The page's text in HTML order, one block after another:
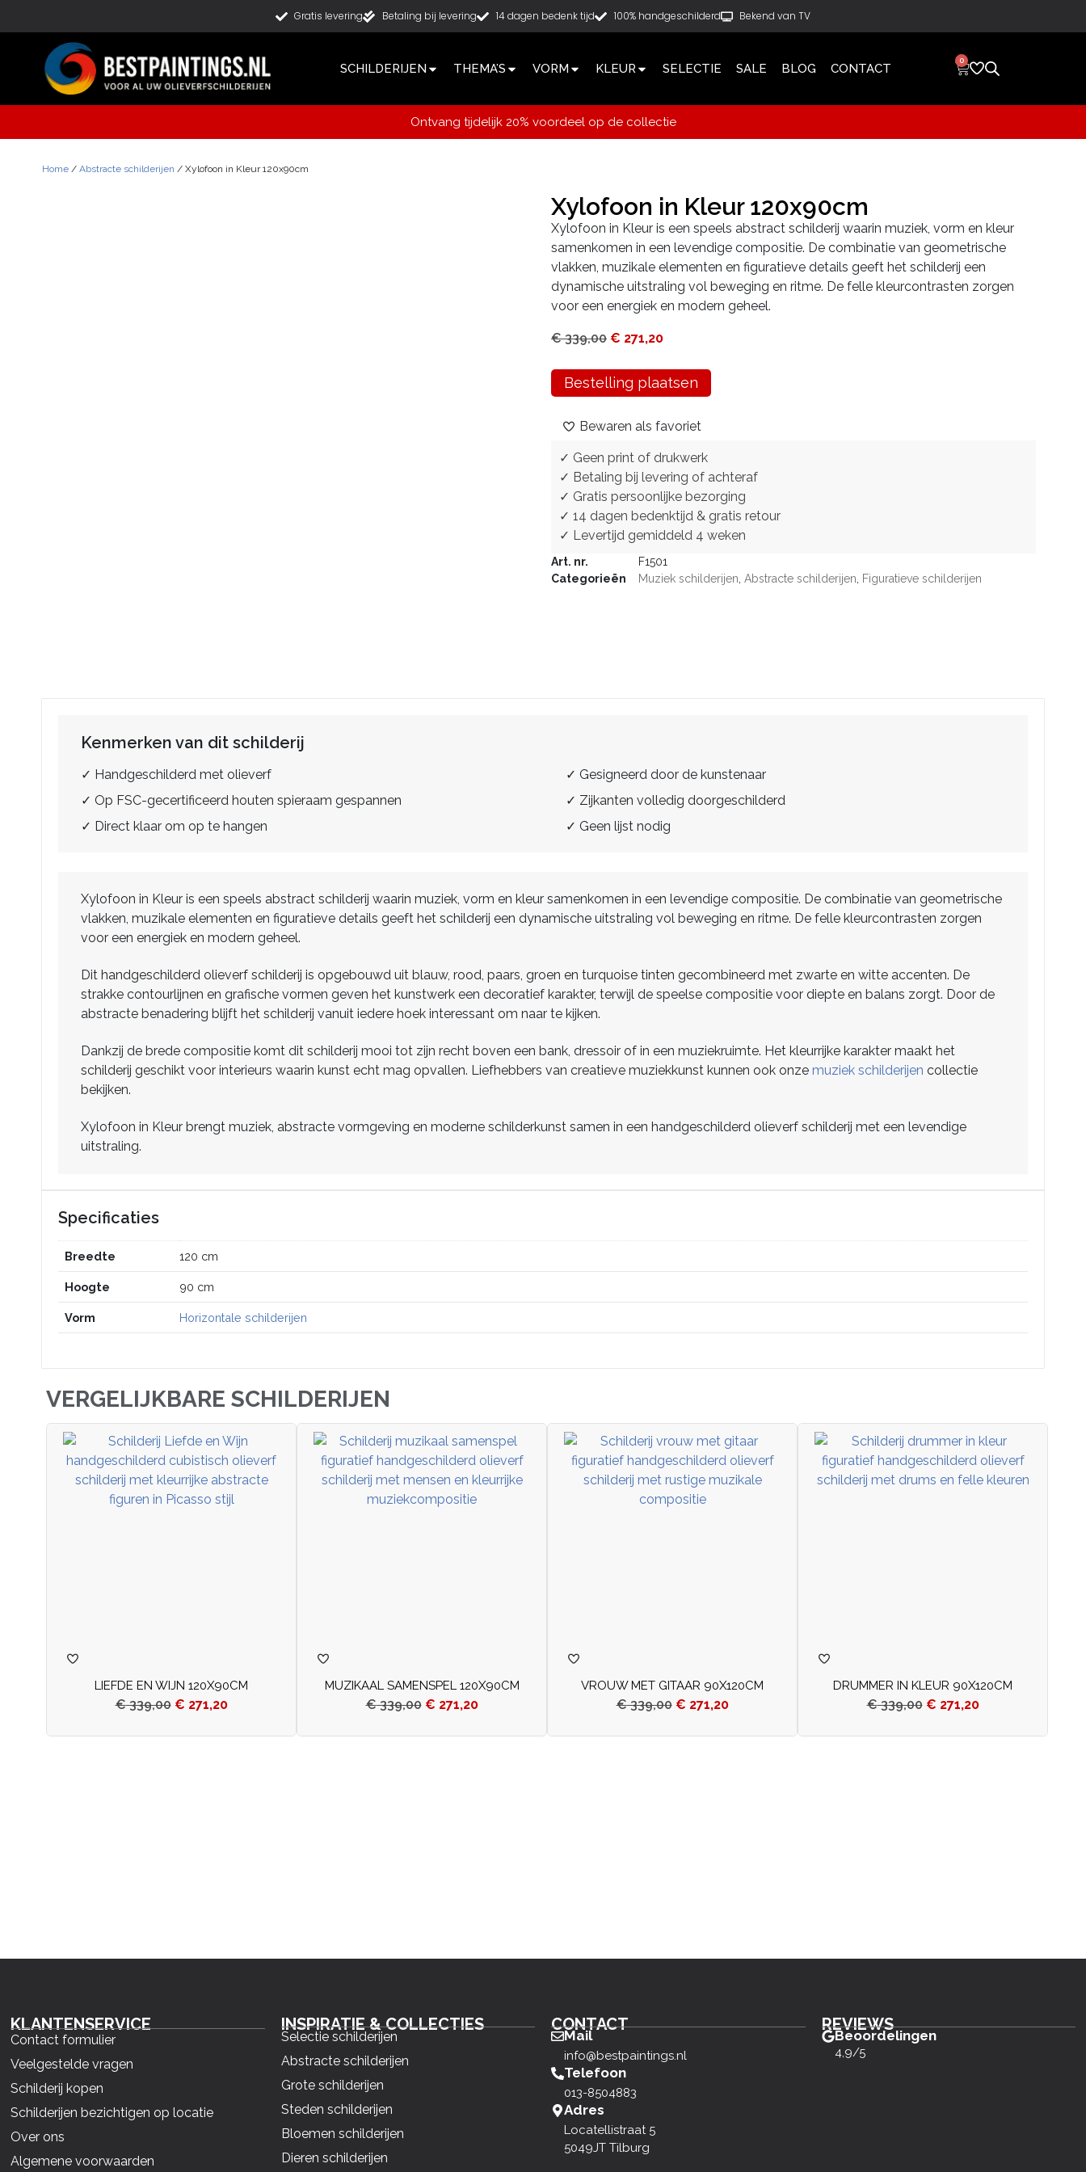
Gratis levering Betaling bij levering 14 dagen bedenk tijd 100% handgeschilderd Bekend van TV
SCHILDERIJEN THEMA’S VORM KLEUR SELECTIE SALE BLOG CONTACT
0
Ontvang tijdelijk 20% voordeel op de collectie
Home / Abstracte schilderijen / Xylofoon in Kleur 120x90cm
Xylofoon in Kleur 120x90cm
Xylofoon in Kleur is een speels abstract schilderij waarin muziek, vorm en kleur
samenkomen in een levendige compositie. De combinatie van geometrische
vlakken, muzikale elementen en figuratieve details geeft het schilderij een
dynamische uitstraling vol beweging en ritme. De felle kleurcontrasten zorgen
voor een energiek en modern geheel.
€339,00 € 271,20
Bestelling plaatsen
Bewaren als favoriet
✓ Geen print of drukwerk
✓ Betaling bij levering of achteraf
✓ Gratis persoonlijke bezorging
✓ 14 dagen bedenktijd & gratis retour
✓ Levertijd gemiddeld 4 weken
Art. nr.
F1501
Categorieën
Muziek schilderijen Abstracte schilderijen Figuratieve schilderijen
Kenmerken van dit schilderij
✓ Handgeschilderd met olieverf
✓ Gesigneerd door de kunstenaar
✓ Op FSC-gecertificeerd houten spieraam gespannen
✓ Zijkanten volledig doorgeschilderd
✓ Direct klaar om op te hangen
✓ Geen lijst nodig
Xylofoon in Kleur is een speels abstract schilderij waarin muziek, vorm en kleur samenkomen in een levendige compositie. De combinatie van geometrische
vlakken, muzikale elementen en figuratieve details geeft het schilderij een dynamische uitstraling vol beweging en ritme. De felle kleurcontrasten zorgen
voor een energiek en modern geheel.
Dit handgeschilderd olieverf schilderij is opgebouwd uit blauw, rood, paars, groen en turquoise tinten gecombineerd met zwarte en witte accenten. De
strakke contourlijnen en grafische vormen geven het kunstwerk een decoratief karakter, terwijl de speelse compositie voor diepte en balans zorgt. Door de
abstracte benadering blijft het schilderij vanuit iedere hoek interessant om naar te kijken.
Dankzij de brede compositie komt dit schilderij mooi tot zijn recht boven een bank, dressoir of in een muziekruimte. Het kleurrijke karakter maakt het
schilderij geschikt voor interieurs waarin kunst echt mag opvallen. Liefhebbers van creatieve muziekkunst kunnen ook onze muziek schilderijen collectie
bekijken.
Xylofoon in Kleur brengt muziek, abstracte vormgeving en moderne schilderkunst samen in een handgeschilderd olieverf schilderij met een levendige
uitstraling.
Specificaties
Breedte 120 cm
Hoogte 90 cm
Vorm Horizontale schilderijen
VERGELIJKBARE SCHILDERIJEN
LIEFDE EN WIJN 120X90CM
€339,00 € 271,20
MUZIKAAL SAMENSPEL 120X90CM
€339,00 € 271,20
VROUW MET GITAAR 90X120CM
€339,00 € 271,20
DRUMMER IN KLEUR 90X120CM
€339,00 € 271,20
KLANTENSERVICE
Contact formulier
Veelgestelde vragen
Schilderij kopen
Schilderijen bezichtigen op locatie
Over ons
Algemene voorwaarden
INSPIRATIE & COLLECTIES
Selectie schilderijen
Abstracte schilderijen
Grote schilderijen
Steden schilderijen
Bloemen schilderijen
Dieren schilderijen
CONTACT
Mail
info@bestpaintings.nl
Telefoon
013-8504883
Adres
Locatellistraat 5
5049JT Tilburg
REVIEWS
Beoordelingen
4,9/5